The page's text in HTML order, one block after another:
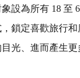
設為所有 18 至
鎖定喜歡旅行
光、進而產生更